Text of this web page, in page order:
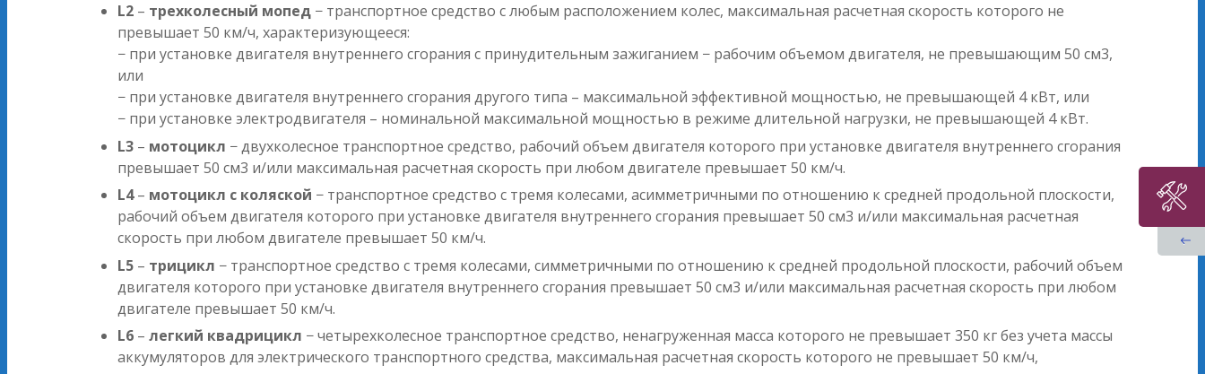
L2 – трехколесный мопед − транспортное средство с любым расположением колес, максимальная расчетная скорость которого не
превышает 50 км/ч, характеризующееся:
− при установке двигателя внутреннего сгорания с принудительным зажиганием − рабочим объемом двигателя, не превышающим 50 см3,
или
− при установке двигателя внутреннего сгорания другого типа – максимальной эффективной мощностью, не превышающей 4 кВт, или
− при установке электродвигателя – номинальной максимальной мощностью в режиме длительной нагрузки, не превышающей 4 кВт.
L3 – мотоцикл − двухколесное транспортное средство, рабочий объем двигателя которого при установке двигателя внутреннего сгорания
превышает 50 см3 и/или максимальная расчетная скорость при любом двигателе превышает 50 км/ч.
L4– мотоцикл с коляской − транспортное средство с тремя колесами, асимметричными по отношению к средней продольной плоскости,
рабочий объем двигателя которого при установке двигателя внутреннего сгорания превышает 50 см3 и/или максимальная расчетная
скорость при любом двигателе превышает 50 км/ч.
L5 – трицикл − транспортное средство с тремя колесами, симметричными по отношению к средней продольной плоскости, рабочий объем
двигателя которого при установке двигателя внутреннего сгорания превышает 50 см3 и/или максимальная расчетная скорость при любом
двигателе превышает 50 км/ч.
L6 –легкий квадрицикл − четырехколесное транспортное средство, ненагруженная масса которого не превышает 350 кг без учета массы
аккумуляторов для электрического транспортного средства, максимальная расчетная скорость которого не превышает 50 км/ч,